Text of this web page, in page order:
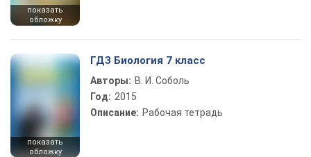
показать
обложку
показать
обложку
ГДЗ Биология 7 класс
Авторы: В. И. Соболь
Год: 2015
Описание: Рабочая тетрадь